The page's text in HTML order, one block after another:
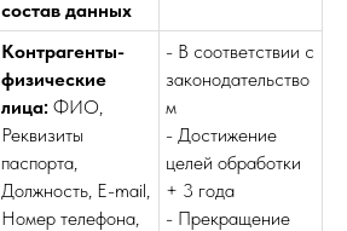
состав данных
Контрагенты-
физические
лица: ФИО,
Реквизиты
паспорта,
Должность, E-mail,
Номер телефона,
- В соответствии с
законодательство
м
- Достижение
целей обработки
+ 3 года
- Прекращение